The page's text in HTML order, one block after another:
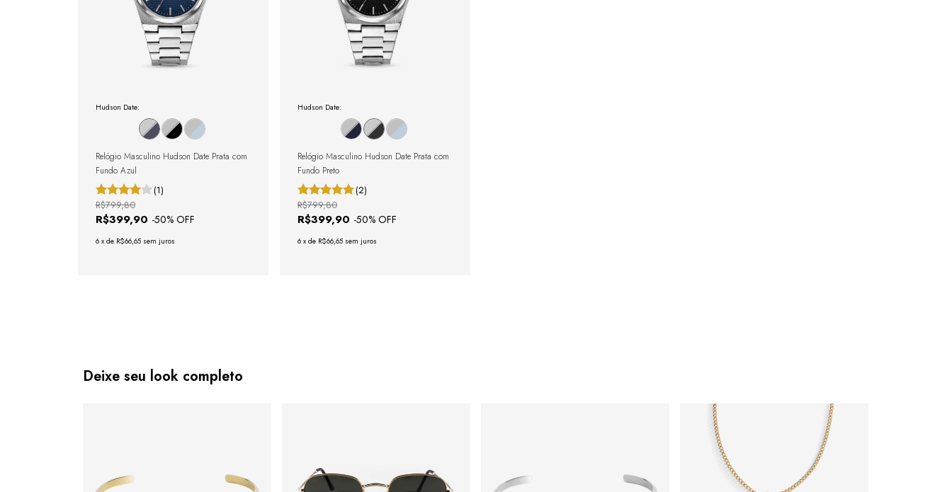
Hudson Date:
Relógio Masculino Hudson Date Prata com
Fundo Azul
(1)
R$399,90 -50% OFF
R$799,80
6 x de R$66,65 sem juros
Hudson Date:
Relógio Masculino Hudson Date Prata com
Fundo Preto
(2)
R$399,90 -50% OFF
R$799,80
6 x de R$66,65 sem juros
Deixe seu look completo